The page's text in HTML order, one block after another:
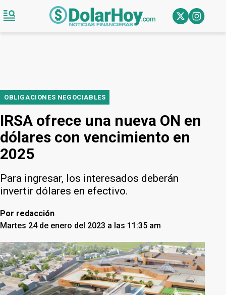
OBLIGACIONES NEGOCIABLES
IRSA ofrece una nueva ON en
dólares con vencimiento en
2025
Para ingresar, los interesados deberán
invertir dólares en efectivo.
Por redacción
Martes 24 de enero del 2023 a las 11:35 am